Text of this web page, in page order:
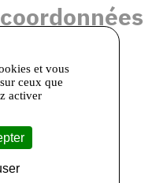
Gaulle
et vous
ceux que
activer